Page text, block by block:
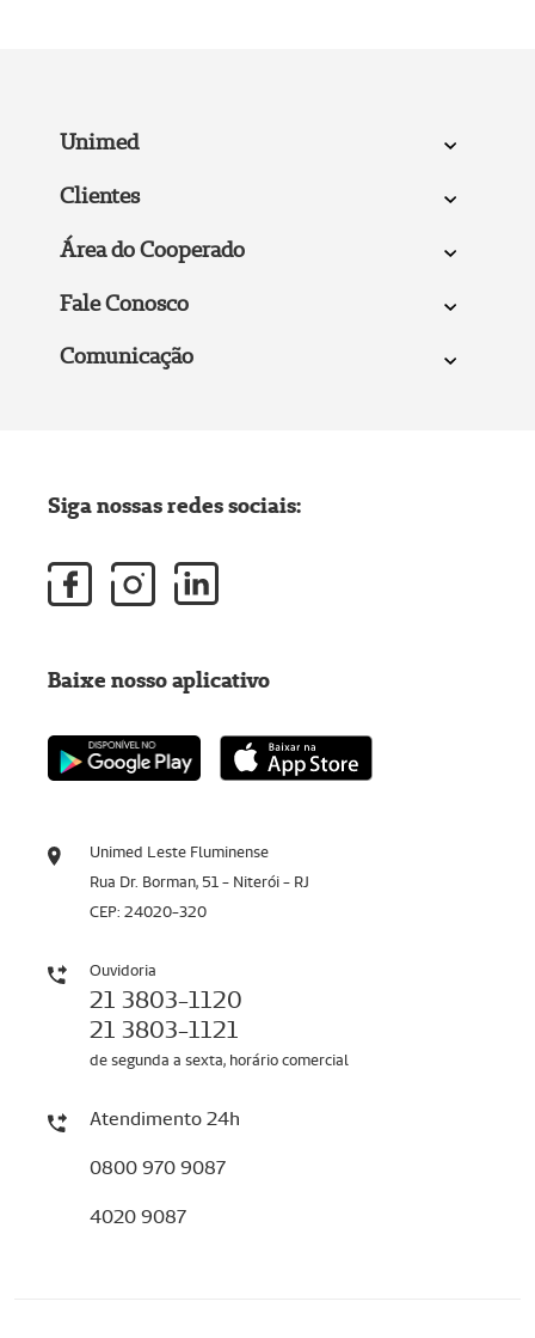
Unimed
Clientes
Área do Cooperado
Fale Conosco
Comunicação
Unimed Leste Fluminense
Rua Dr. Borman, 51 - Niterói - RJ
CEP: 24020-320
Ouvidoria
21 3803-1120
21 3803-1121
de segunda a sexta, horário comercial
Atendimento 24h
0800 970 9087
4020 9087
Siga nossas redes sociais:
Baixe nosso aplicativo